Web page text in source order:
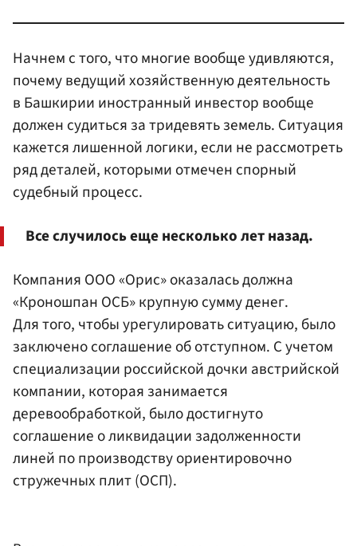
Начнем с того, что многие вообще удивляются,
почему ведущий хозяйственную деятельность
в Башкирии иностранный инвестор вообще
должен судиться за тридевять земель. Ситуация
кажется лишенной логики, если не рассмотреть
ряд деталей, которыми отмечен спорный
судебный процесс.
Все случилось еще несколько лет назад.
Компания ООО «Орис» оказалась должна
«Кроношпан ОСБ» крупную сумму денег.
Для того, чтобы урегулировать ситуацию, было
заключено соглашение об отступном. С учетом
специализации российской дочки австрийской
компании, которая занимается
деревообработкой, было достигнуто
соглашение о ликвидации задолженности
линей по производству ориентировочно
стружечных плит (ОСП).